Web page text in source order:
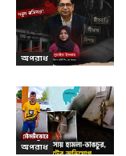
অপরাধ
অপরাধ